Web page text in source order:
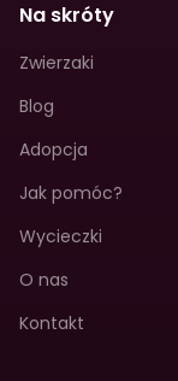
Na skróty
Zwierzaki
Blog
Adopcja
Jak pomóc?
Wycieczki
O nas
Kontakt